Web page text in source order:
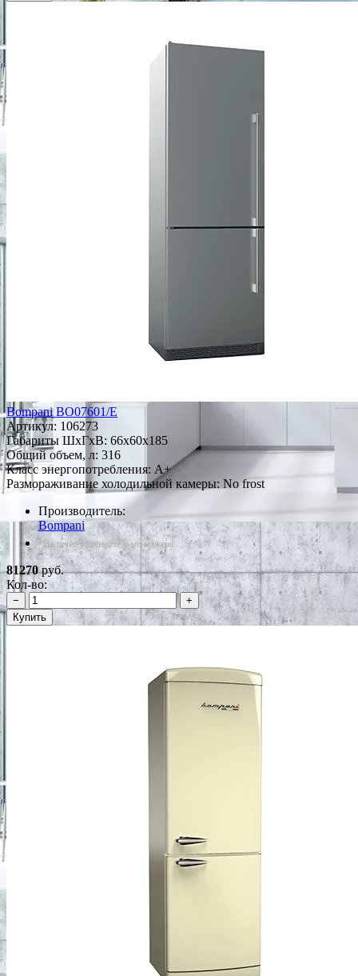
Bompani BO07601/E
Артикул: 106273
Габариты ШxГxВ: 66x60x185
Общий объем, л: 316
Класс энергопотребления: A+
Размораживание холодильной камеры: No frost
Производитель:
Bompani
*Наличие уточняйте у менеджера
81270руб.
Кол-во:
−
+
Купить